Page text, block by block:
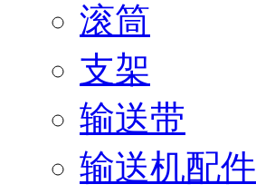
滚筒
支架
输送带
输送机配件